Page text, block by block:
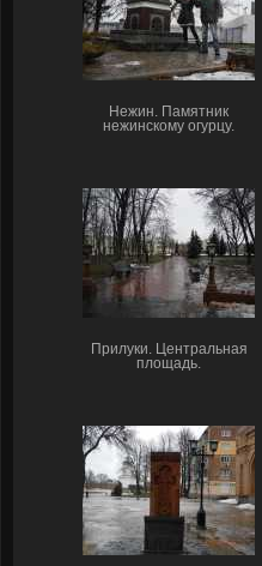
Нежин. Памятник
нежинскому огурцу.
Прилуки. Центральная
площадь.